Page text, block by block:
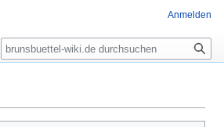
Anmelden
Suche